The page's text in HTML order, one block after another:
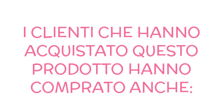
I CLIENTI CHE HANNO
ACQUISTATO QUESTO
PRODOTTO HANNO
COMPRATO ANCHE: